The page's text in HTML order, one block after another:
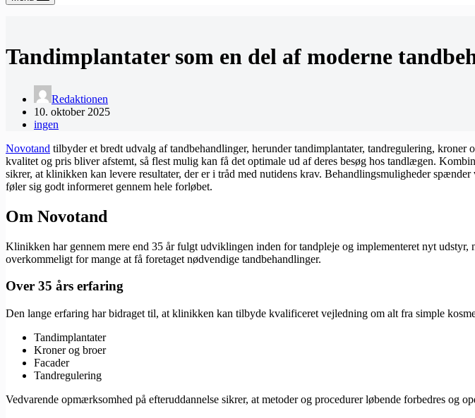
Tandimplantater som en del af moderne
Redaktionen
10. oktober 2025
ingen
Novotand tilbyder et bredt udvalg af tandbehandlinger, herunder tandimplantater, tandregulering,
kvalitet og pris bliver afstemt, så flest mulig kan få det optimale ud af deres besøg hos tandlægen.
sikrer, at klinikken kan levere resultater, der er i tråd med nutidens krav. Behandlingsmuligheder
føler sig godt informeret gennem hele forløbet.
Om Novotand
Klinikken har gennem mere end 35 år fulgt udviklingen inden for tandpleje og implementeret nyt
overkommeligt for mange at få foretaget nødvendige tandbehandlinger.
Over 35 års erfaring
Den lange erfaring har bidraget til, at klinikken kan tilbyde kvalificeret vejledning om alt fra simple
Tandimplantater
Kroner og broer
Facader
Tandregulering
Vedvarende opmærksomhed på efteruddannelse sikrer, at metoder og procedurer løbende forbedres og